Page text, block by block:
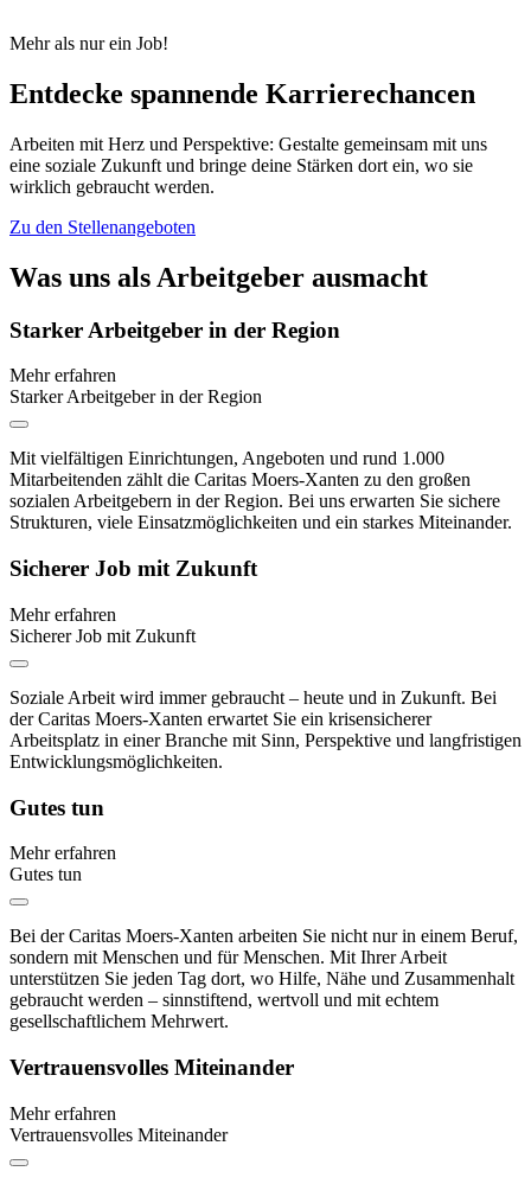
Mehr als nur ein Job!
Entdecke spannende Karrierechancen
Arbeiten mit Herz und Perspektive: Gestalte gemeinsam mit uns
eine soziale Zukunft und bringe deine Stärken dort ein, wo sie
wirklich gebraucht werden.
Zu den Stellenangeboten
Was uns als Arbeitgeber ausmacht
Starker Arbeitgeber in der Region
Mehr erfahren
Starker Arbeitgeber in der Region
Mit vielfältigen Einrichtungen, Angeboten und rund 1.000
Mitarbeitenden zählt die Caritas Moers-Xanten zu den großen
sozialen Arbeitgebern in der Region. Bei uns erwarten Sie sichere
Strukturen, viele Einsatzmöglichkeiten und ein starkes Miteinander.
Sicherer Job mit Zukunft
Mehr erfahren
Sicherer Job mit Zukunft
Soziale Arbeit wird immer gebraucht – heute und in Zukunft. Bei
der Caritas Moers-Xanten erwartet Sie ein krisensicherer
Arbeitsplatz in einer Branche mit Sinn, Perspektive und langfristigen
Entwicklungsmöglichkeiten.
Gutes tun
Mehr erfahren
Gutes tun
Bei der Caritas Moers-Xanten arbeiten Sie nicht nur in einem Beruf,
sondern mit Menschen und für Menschen. Mit Ihrer Arbeit
unterstützen Sie jeden Tag dort, wo Hilfe, Nähe und Zusammenhalt
gebraucht werden – sinnstiftend, wertvoll und mit echtem
gesellschaftlichem Mehrwert.
Vertrauensvolles Miteinander
Mehr erfahren
Vertrauensvolles Miteinander